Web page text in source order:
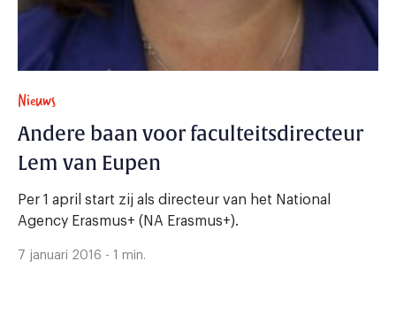
Nieuws
Andere baan voor faculteitsdirecteur
Lem van Eupen
Per 1 april start zij als directeur van het National
Agency Erasmus+ (NA Erasmus+).
7 januari 2016 - 1 min.